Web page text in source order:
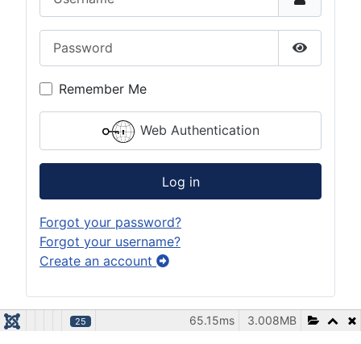
Show
Remember Me
Web Authentication
Log in
Forgot your password?
Forgot your username?
Create an account
25 3.008MB
65.15ms